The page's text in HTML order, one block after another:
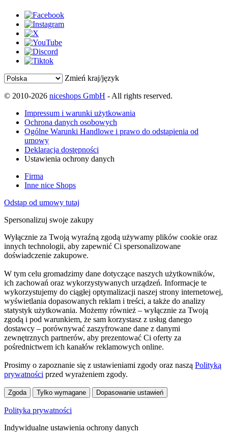
Zmień kraj/język
© 2010-2026 niceshops GmbH - All rights reserved.
Impressum i warunki użytkowania
Ochrona danych osobowych
Ogólne Warunki Handlowe i prawo do odstąpienia od
umowy
Deklaracja dostępności
Ustawienia ochrony danych
Firma
Inne nice Shops
Odstąp od umowy tutaj
Spersonalizuj swoje zakupy
Wyłącznie za Twoją wyraźną zgodą używamy plików cookie oraz
innych technologii, aby zapewnić Ci spersonalizowane
doświadczenie zakupowe.
W tym celu gromadzimy dane dotyczące naszych użytkowników,
ich zachowań oraz wykorzystywanych urządzeń. Informacje te
wykorzystujemy do ciągłej optymalizacji naszej strony internetowej,
wyświetlania dopasowanych reklam i treści, a także do analizy
statystyk użytkowania. Możemy również – wyłącznie za Twoją
zgodą i pod warunkiem, że sam korzystasz z usług danego
dostawcy – porównywać zaszyfrowane dane z danymi
zewnętrznych partnerów, aby prezentować Ci oferty za
pośrednictwem ich kanałów reklamowych online.
Prosimy o zapoznanie się z ustawieniami zgody oraz naszą Polityką
prywatności przed wyrażeniem zgody.
Zgoda Tylko wymagane Dopasowanie ustawień
Polityka prywatności
Indywidualne ustawienia ochrony danych